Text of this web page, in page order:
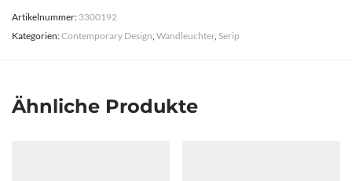
Artikelnummer: 3300192
Kategorien:Contemporary Design Wandleuchter, Serip
Ähnliche Produkte